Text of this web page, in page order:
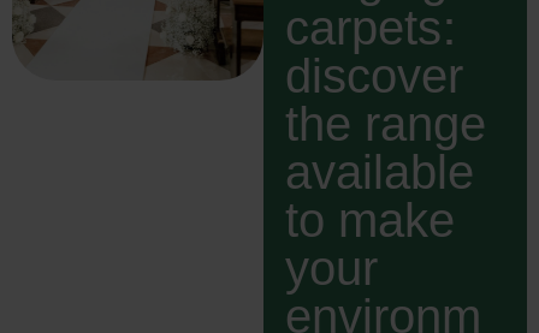
carpets:
discover
the range
available
to make
your